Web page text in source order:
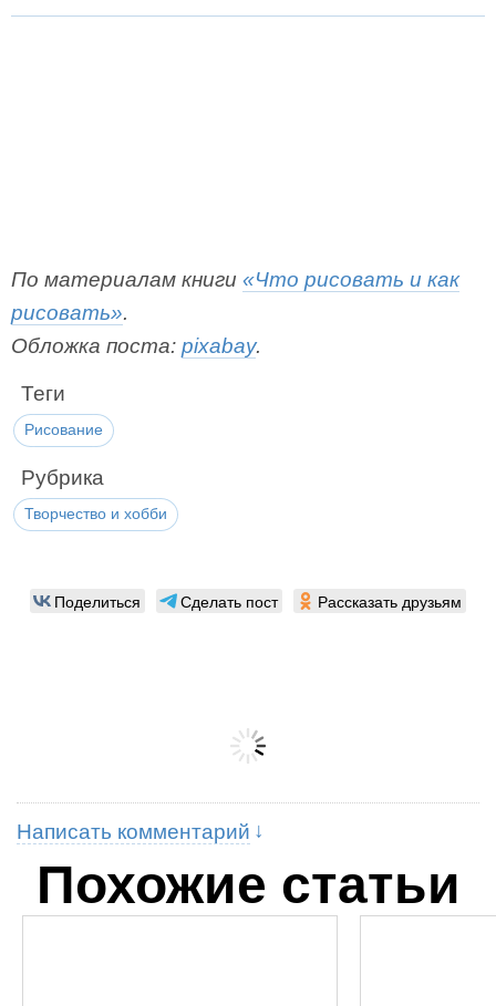
По материалам книги «Что рисовать и как
рисовать».
Обложка поста: pixabay.
Теги
Рисование
Рубрика
Творчество и хобби
Поделиться Сделать пост Рассказать друзьям
Написать комментарий
Похожие статьи